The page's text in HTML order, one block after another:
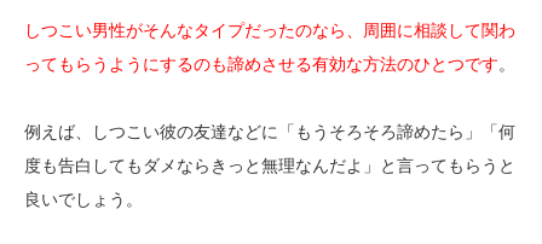
しつこい男性がそんなタイプだったのなら、周囲に相談して関わ
ってもらうようにするのも諦めさせる有効な方法のひとつです。
例えば、しつこい彼の友達などに「もうそろそろ諦めたら」「何
度も告白してもダメならきっと無理なんだよ」と言ってもらうと
良いでしょう。